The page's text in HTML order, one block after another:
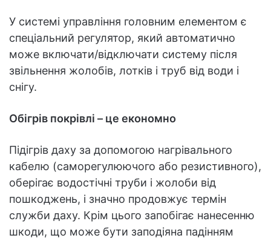
У системі управління головним елементом є
спеціальний регулятор, який автоматично
може включати/відключати систему після
звільнення жолобів, лотків і труб від води і
снігу.
Обігрів покрівлі – це економно
Підігрів даху за допомогою нагрівального
кабелю (саморегулюючого або резистивного),
оберігає водостічні труби і жолоби від
пошкоджень, і значно продовжує термін
служби даху. Крім цього запобігає нанесенню
шкоди, що може бути заподіяна падінням